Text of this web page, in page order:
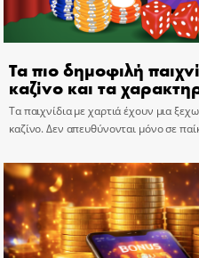
Τα πιο δημοφιλή
καζίνο και τα
Τα παιχνίδια με χαρτιά έχουν μια
καζίνο. Δεν απευθύνονται μόνο σε